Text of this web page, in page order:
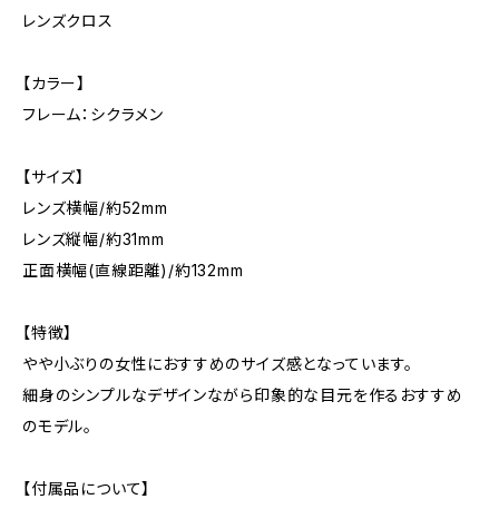
レンズクロス
【カラー】
フレーム：シクラメン
【サイズ】
レンズ横幅/約52mm
レンズ縦幅/約31mm
正面横幅(直線距離)/約132mm
【特徴】
やや小ぶりの女性におすすめのサイズ感となっています。
細身のシンプルなデザインながら印象的な目元を作るおすすめ
のモデル。
【付属品について】